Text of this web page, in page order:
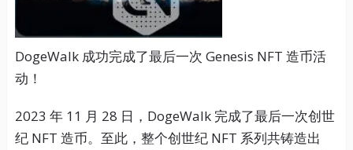
DogeWalk 成功完成了最后一次 Genesis NFT 造币活
动！
2023 年 11 月 28 日，DogeWalk 完成了最后一次创世
纪 NFT 造币。至此，整个创世纪 NFT 系列共铸造出